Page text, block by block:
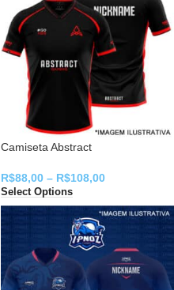
Camiseta Abstract
R$88,00 – R$108,00
Select Options